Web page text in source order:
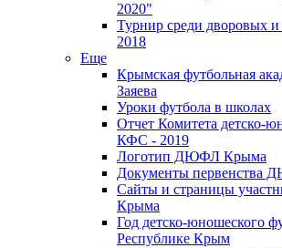
2020"
Турнир среди дворовых и
2018
Еще
Крымская футбольная
Заяева
Уроки футбола в школах
Отчет Комитета детско-
КФС - 2019
Логотип ДЮФЛ Крыма
Документы первенства
Сайты и страницы
Крыма
Год детско-юношеского
Республике Крым